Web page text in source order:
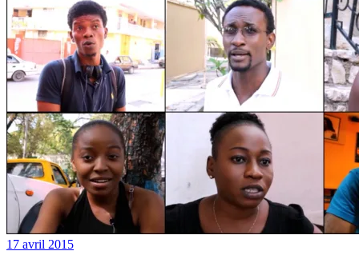
17 avril 2015